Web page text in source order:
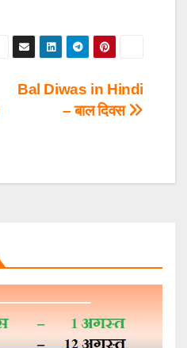
Bal Diwas in Hindi
– बाल दिवस